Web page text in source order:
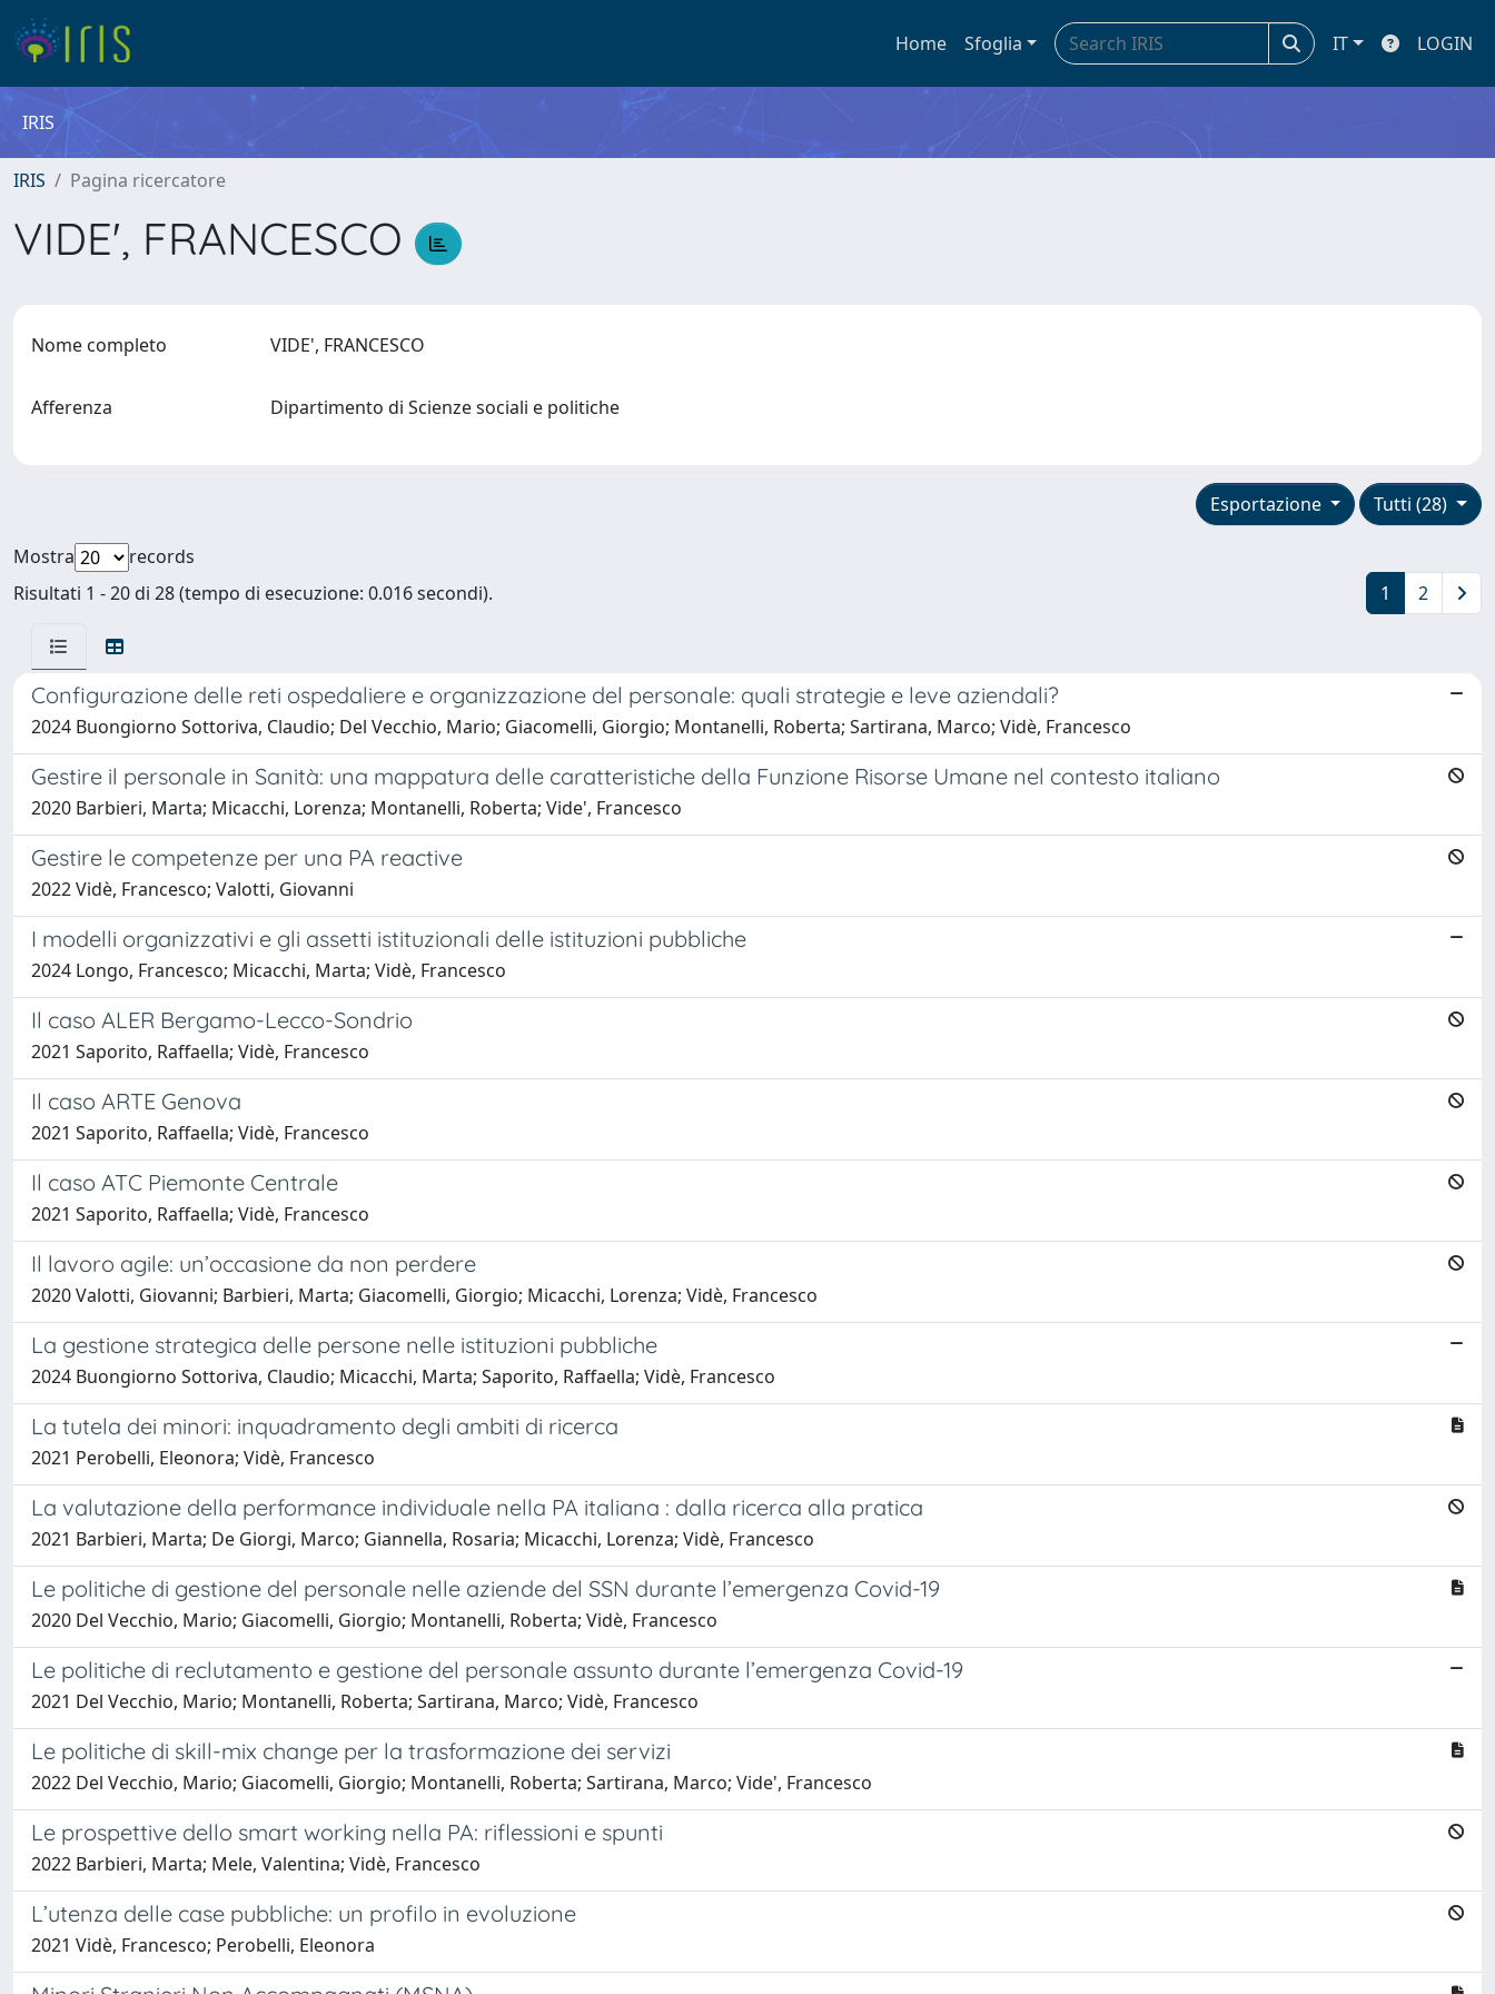
Home Sfoglia IT LOGIN
IRIS
IRIS Pagina ricercatore
VIDE', FRANCESCO
Nome completo VIDE', FRANCESCO
Afferenza Dipartimento di Scienze sociali e politiche
Tutti (28)
Esportazione
Mostra
records
Risultati 1 - 20 di 28 (tempo di esecuzione: 0.016 secondi).
1 2
Configurazione delle reti ospedaliere e organizzazione del personale: quali strategie e leve aziendali?
2024 Buongiorno Sottoriva, Claudio; Del Vecchio, Mario; Giacomelli, Giorgio; Montanelli, Roberta; Sartirana, Marco; Vidè, Francesco
Gestire il personale in Sanità: una mappatura delle caratteristiche della Funzione Risorse Umane nel contesto italiano
2020 Barbieri, Marta; Micacchi, Lorenza; Montanelli, Roberta; Vide', Francesco
Gestire le competenze per una PA reactive
2022 Vidè, Francesco; Valotti, Giovanni
I modelli organizzativi e gli assetti istituzionali delle istituzioni pubbliche
2024 Longo, Francesco; Micacchi, Marta; Vidè, Francesco
Il caso ALER Bergamo-Lecco-Sondrio
2021 Saporito, Raffaella; Vidè, Francesco
Il caso ARTE Genova
2021 Saporito, Raffaella; Vidè, Francesco
Il caso ATC Piemonte Centrale
2021 Saporito, Raffaella; Vidè, Francesco
Il lavoro agile: un’occasione da non perdere
2020 Valotti, Giovanni; Barbieri, Marta; Giacomelli, Giorgio; Micacchi, Lorenza; Vidè, Francesco
La gestione strategica delle persone nelle istituzioni pubbliche
2024 Buongiorno Sottoriva, Claudio; Micacchi, Marta; Saporito, Raffaella; Vidè, Francesco
La tutela dei minori: inquadramento degli ambiti di ricerca
2021 Perobelli, Eleonora; Vidè, Francesco
La valutazione della performance individuale nella PA italiana : dalla ricerca alla pratica
2021 Barbieri, Marta; De Giorgi, Marco; Giannella, Rosaria; Micacchi, Lorenza; Vidè, Francesco
Le politiche di gestione del personale nelle aziende del SSN durante l’emergenza Covid-19
2020 Del Vecchio, Mario; Giacomelli, Giorgio; Montanelli, Roberta; Vidè, Francesco
Le politiche di reclutamento e gestione del personale assunto durante l’emergenza Covid-19
2021 Del Vecchio, Mario; Montanelli, Roberta; Sartirana, Marco; Vidè, Francesco
Le politiche di skill-mix change per la trasformazione dei servizi
2022 Del Vecchio, Mario; Giacomelli, Giorgio; Montanelli, Roberta; Sartirana, Marco; Vide', Francesco
Le prospettive dello smart working nella PA: riflessioni e spunti
2022 Barbieri, Marta; Mele, Valentina; Vidè, Francesco
L’utenza delle case pubbliche: un profilo in evoluzione
2021 Vidè, Francesco; Perobelli, Eleonora